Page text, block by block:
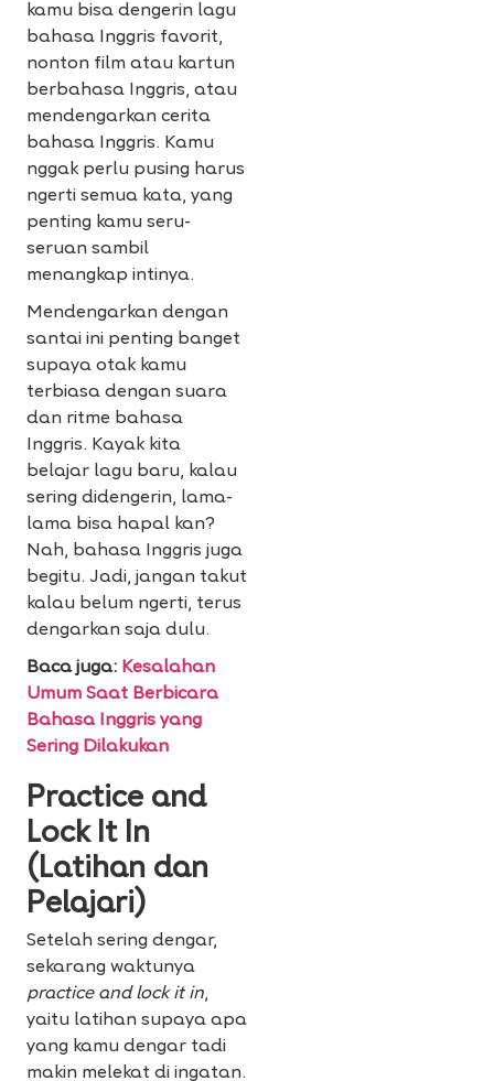
kamu bisa dengerin lagu
bahasa Inggris favorit,
nonton film atau kartun
berbahasa Inggris, atau
mendengarkan cerita
bahasa Inggris. Kamu
nggak perlu pusing harus
ngerti semua kata, yang
penting kamu seru-
seruan sambil
menangkap intinya.
Mendengarkan dengan
santai ini penting banget
supaya otak kamu
terbiasa dengan suara
dan ritme bahasa
Inggris. Kayak kita
belajar lagu baru, kalau
sering didengerin, lama-
lama bisa hapal kan?
Nah, bahasa Inggris juga
begitu. Jadi, jangan takut
kalau belum ngerti, terus
dengarkan saja dulu.
Baca juga: Kesalahan
Umum Saat Berbicara
Bahasa Inggris yang
Sering Dilakukan
Practice and
Lock It In
(Latihan dan
Pelajari)
Setelah sering dengar,
sekarang waktunya
practice and lock it in,
yaitu latihan supaya apa
yang kamu dengar tadi
makin melekat di ingatan.